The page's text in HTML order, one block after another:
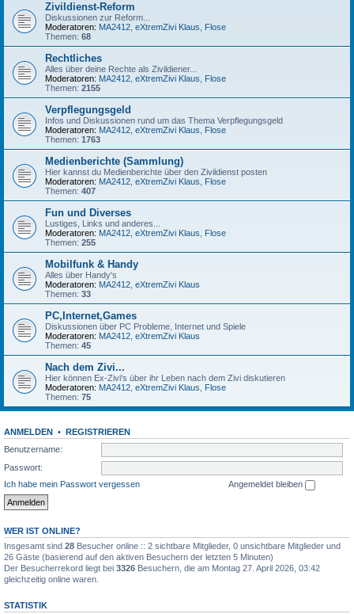
Zivildienst-Reform
Diskussionen zur Reform...
Moderatoren: MA2412 eXtremZivi Klaus
Flose
Themen: 68
Rechtliches
Alles über deine Rechte als Zivildiener...
Moderatoren: MA2412 eXtremZivi Klaus
Flose
Themen: 2155
Verpflegungsgeld
Infos und Diskussionen rund um das Thema Verpflegungsgeld
Moderatoren: MA2412 eXtremZivi Klaus
Flose
Themen: 1763
Medienberichte (Sammlung)
Hier kannst du Medienberichte über den Zivildienst posten
Moderatoren: MA2412 eXtremZivi Klaus
Flose
Themen: 407
Fun und Diverses
Lustiges, Links und anderes...
Moderatoren: MA2412 eXtremZivi Klaus
Flose
Themen: 255
Mobilfunk & Handy
Alles über Handy's
Moderatoren: MA2412 eXtremZivi Klaus
Themen: 33
PC,Internet,Games
Diskussionen über PC Probleme, Internet und Spiele
Moderatoren: MA2412 eXtremZivi Klaus
Themen: 45
Nach dem Zivi...
Hier können Ex-Zivi's über ihr Leben nach dem Zivi diskutieren
Moderatoren: MA2412 eXtremZivi Klaus
Flose
Themen: 75
ANMELDEN • REGISTRIEREN
Benutzername:
Passwort:
Ich habe mein Passwort vergessen
Angemeldet bleiben
WER IST ONLINE?
Insgesamt sind 28 Besucher online :: 2 sichtbare Mitglieder, 0 unsichtbare Mitglieder und
26 Gäste (basierend auf den aktiven Besuchern der letzten 5 Minuten)
Der Besucherrekord liegt bei 3326 Besuchern, die am Montag 27. April 2026, 03:42
gleichzeitig online waren.
STATISTIK